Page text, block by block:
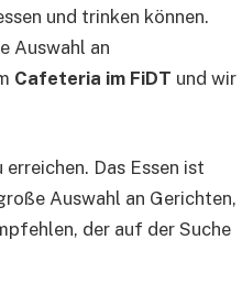
und trinken können.
Auswahl an
Cafeteria im FiDT und wir
Das Essen ist
Auswahl an Gerichten,
der auf der Suche